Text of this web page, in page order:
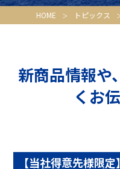
HOME トピックス
新商品情報や
くお
【当社得意先様限